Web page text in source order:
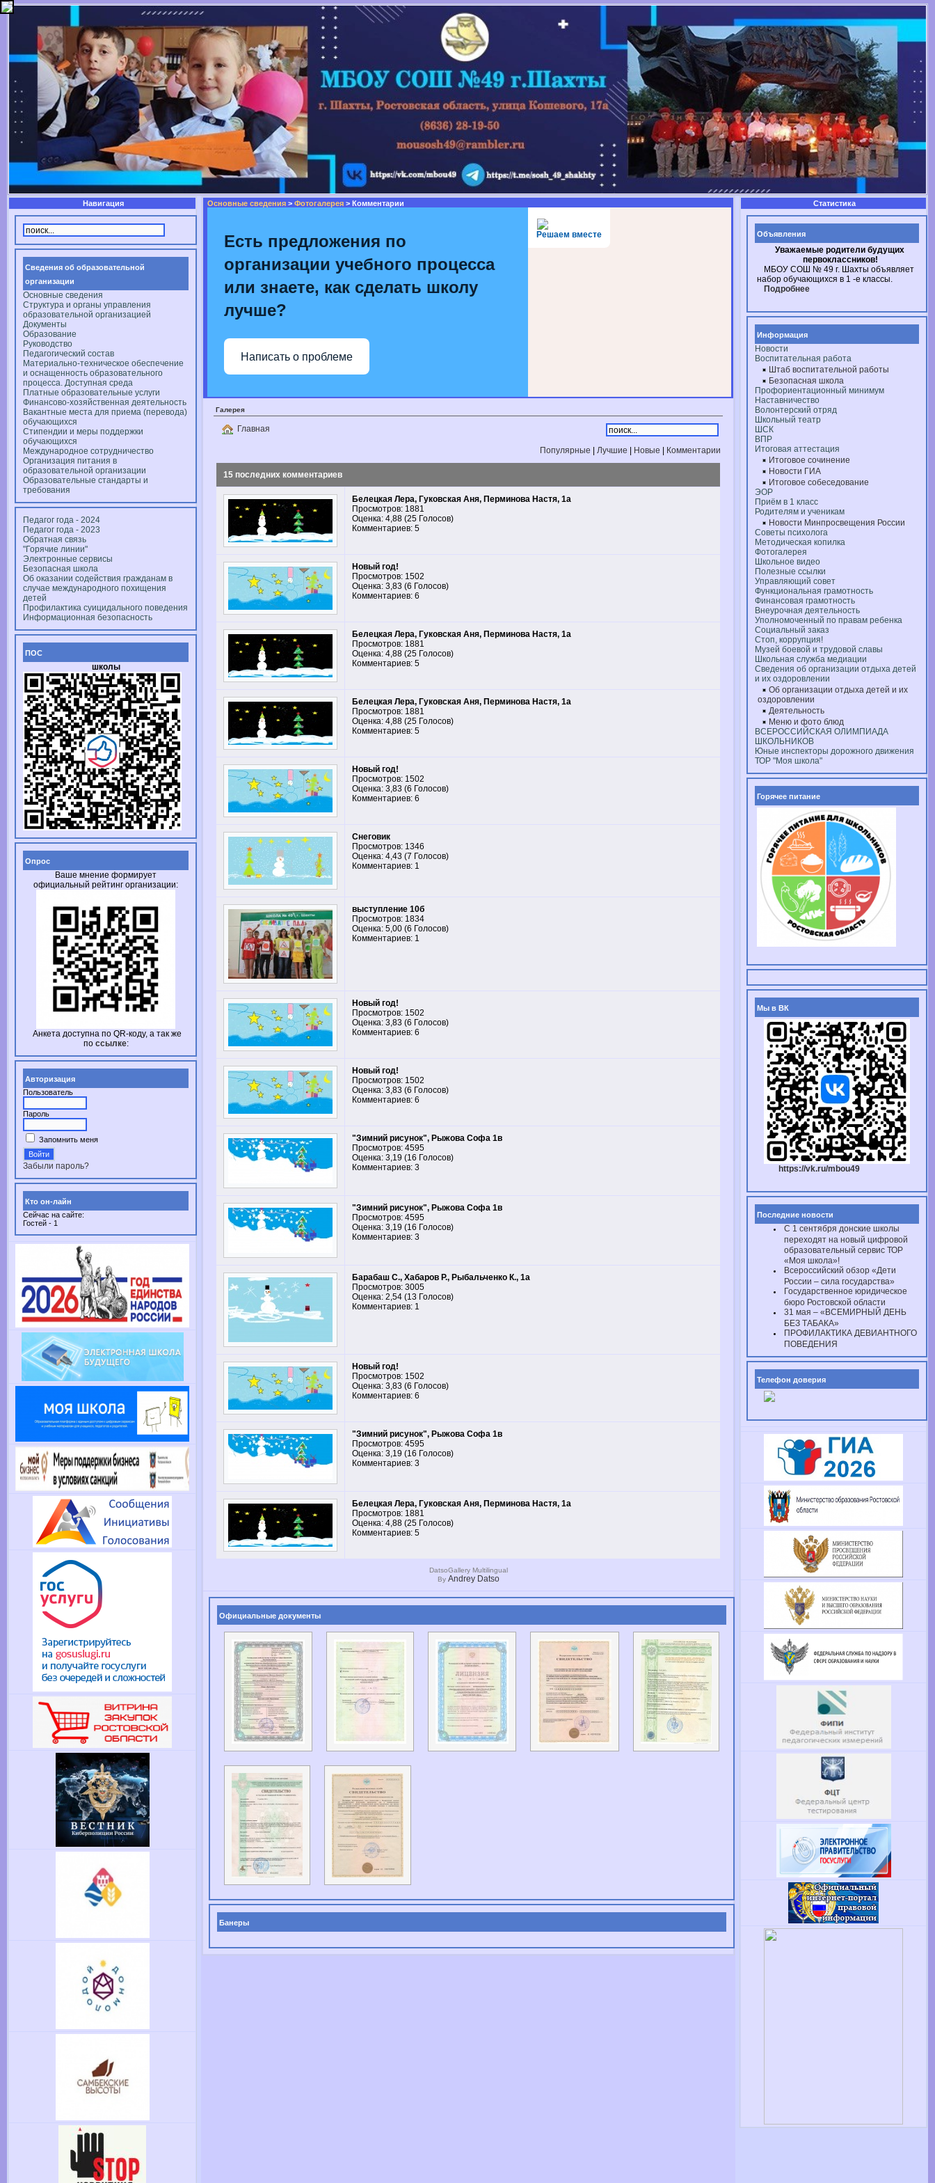
Навигация
Сведения об образовательной
организации
Основные сведения
Структура и органы управления
образовательной организацией
Документы
Образование
Руководство
Педагогический состав
Материально-техническое обеспечение
и оснащенность образовательного
процесса. Доступная среда
Платные образовательные услуги
Финансово-хозяйственная деятельность
Вакантные места для приема (перевода)
обучающихся
Стипендии и меры поддержки
обучающихся
Международное сотрудничество
Организация питания в
образовательной организации
Образовательные стандарты и
требования
Педагог года - 2024
Педагог года - 2023
Обратная связь
"Горячие линии"
Электронные сервисы
Безопасная школа
Об оказании содействия гражданам в
случае международного похищения
детей
Профилактика суицидального поведения
Информационная безопасность
ПОС
школы
Опрос
Ваше мнение формирует
официальный рейтинг организации:
Анкета доступна по QR-коду, а так же
по ссылке:
Авторизация
Пользователь
Пароль
Запомнить меня
Забыли пароль?
Кто он-лайн
Сейчас на сайте:
Гостей - 1
Основные сведения > Фотогалерея > Комментарии
Решаем вместе
Есть предложения по
организации учебного процесса
или знаете, как сделать школу
лучше?
Написать о проблеме
Галерея
Главная
Популярные Лучшие Новые Комментарии
15 последних комментариев
Белецкая Лера, Гуковская Аня, Перминова Настя, 1а
Просмотров: 1881
Оценка: 4,88 (25 Голосов)
Комментариев: 5
Новый год!
Просмотров: 1502
Оценка: 3,83 (6 Голосов)
Комментариев: 6
Белецкая Лера, Гуковская Аня, Перминова Настя, 1а
Просмотров: 1881
Оценка: 4,88 (25 Голосов)
Комментариев: 5
Белецкая Лера, Гуковская Аня, Перминова Настя, 1а
Просмотров: 1881
Оценка: 4,88 (25 Голосов)
Комментариев: 5
Новый год!
Просмотров: 1502
Оценка: 3,83 (6 Голосов)
Комментариев: 6
Снеговик
Просмотров: 1346
Оценка: 4,43 (7 Голосов)
Комментариев: 1
выступление 10б
Просмотров: 1834
Оценка: 5,00 (6 Голосов)
Комментариев: 1
Новый год!
Просмотров: 1502
Оценка: 3,83 (6 Голосов)
Комментариев: 6
Новый год!
Просмотров: 1502
Оценка: 3,83 (6 Голосов)
Комментариев: 6
"Зимний рисунок", Рыжова Софа 1в
Просмотров: 4595
Оценка: 3,19 (16 Голосов)
Комментариев: 3
"Зимний рисунок", Рыжова Софа 1в
Просмотров: 4595
Оценка: 3,19 (16 Голосов)
Комментариев: 3
Барабаш С., Хабаров Р., Рыбальченко К., 1а
Просмотров: 3005
Оценка: 2,54 (13 Голосов)
Комментариев: 1
Новый год!
Просмотров: 1502
Оценка: 3,83 (6 Голосов)
Комментариев: 6
"Зимний рисунок", Рыжова Софа 1в
Просмотров: 4595
Оценка: 3,19 (16 Голосов)
Комментариев: 3
Белецкая Лера, Гуковская Аня, Перминова Настя, 1а
Просмотров: 1881
Оценка: 4,88 (25 Голосов)
Комментариев: 5
DatsoGallery Multilingual
By Andrey Datso
Официальные документы
Банеры
Статистика
Объявления
Уважаемые родители будущих
первоклассников!
МБОУ СОШ № 49 г. Шахты объявляет
набор обучающихся в 1 -е классы.
Подробнее
Информация
Новости
Воспитательная работа
Штаб воспитательной работы
Безопасная школа
Профориентационный минимум
Наставничество
Волонтерский отряд
Школьный театр
ШСК
ВПР
Итоговая аттестация
Итоговое сочинение
Новости ГИА
Итоговое собеседование
ЭОР
Приём в 1 класс
Родителям и ученикам
Новости Минпросвещения России
Советы психолога
Методическая копилка
Фотогалерея
Школьное видео
Полезные ссылки
Управляющий совет
Функциональная грамотность
Финансовая грамотность
Внеурочная деятельность
Уполномоченный по правам ребенка
Социальный заказ
Стоп, коррупция!
Музей боевой и трудовой славы
Школьная служба медиации
Сведения об организации отдыха детей
и их оздоровлении
Об организации отдыха детей и их
оздоровлении
Деятельность
Меню и фото блюд
ВСЕРОССИЙСКАЯ ОЛИМПИАДА
ШКОЛЬНИКОВ
Юные инспекторы дорожного движения
ТОР "Моя школа"
Горячее питание
Мы в ВК
https://vk.ru/mbou49
Последние новости
С 1 сентября донские школы
переходят на новый цифровой
образовательный сервис ТОР
«Моя школа»!
Всероссийский обзор «Дети
России – сила государства»
Государственное юридическое
бюро Ростовской области
31 мая – «ВСЕМИРНЫЙ ДЕНЬ
БЕЗ ТАБАКА»
ПРОФИЛАКТИКА ДЕВИАНТНОГО
ПОВЕДЕНИЯ
Телефон доверия